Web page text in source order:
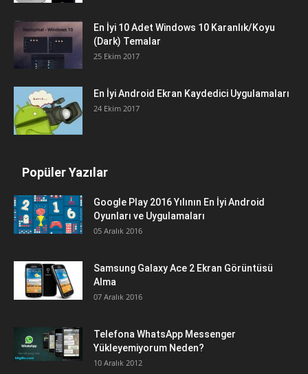
En İyi 10 Adet Windows 10 Karanlık/Koyu
(Dark) Temalar
25 Ekim 2017
En İyi Android Ekran Kaydedici Uygulamaları
24 Ekim 2017
Popüler Yazılar
Google Play 2016 Yılının En İyi Android
Oyunları ve Uygulamaları
05 Aralık 2016
Samsung Galaxy Ace 2 Ekran Görüntüsü
Alma
07 Aralık 2016
Telefona WhatsApp Messenger
Yükleyemiyorum Neden?
10 Aralık 2012